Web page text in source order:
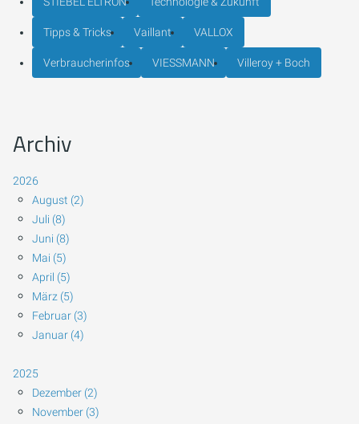
Tipps & Tricks Vaillant VALLOX
Verbraucherinfos VIESSMANN Villeroy + Boch
Archiv
2026
August (2)
Juli (8)
Juni (8)
Mai (5)
April (5)
März (5)
Februar (3)
Januar (4)
2025
Dezember (2)
November (3)